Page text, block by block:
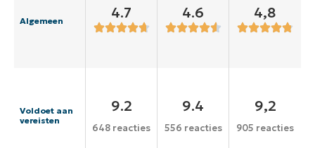
Algemeen 4.7 4.6 4,8
Voldoet aan
vereisten
9.2
648 reacties
9.4
556 reacties
9,2
905 reacties